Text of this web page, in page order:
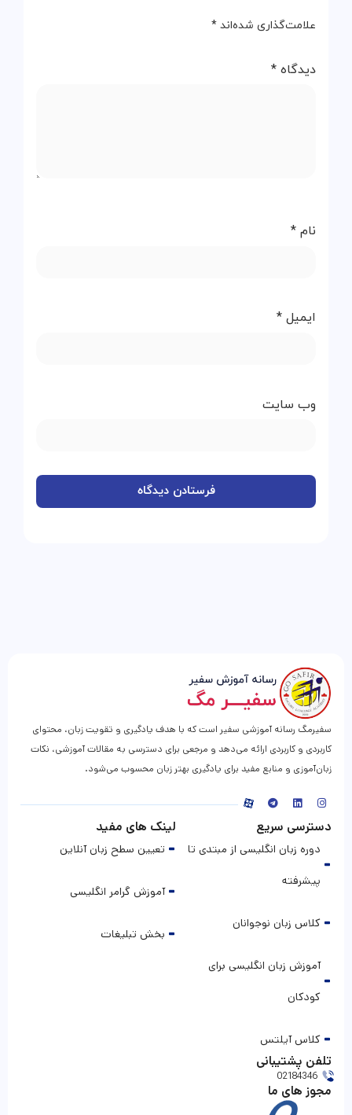
علامت‌گذاری شده‌اند *
دیدگاه *
نام *
ایمیل *
وب‌ سایت
سفیرمگ رسانه آموزشی سفیر است که با هدف یادگیری و تقویت زبان، محتوای
کاربردی و کاربردی ارائه می‌دهد و مرجعی برای دسترسی به مقالات آموزشی، نکات
زبان‌آموزی و منابع مفید برای یادگیری بهتر زبان محسوب می‌شود.
دسترسی سریع
دوره زبان انگلیسی از مبتدی تا
پیشرفته
کلاس زبان نوجوانان
آموزش زبان انگلیسی برای
کودکان
کلاس آیلتس
لینک های مفید
تعیین سطح زبان آنلاین
آموزش گرامر انگلیسی
بخش تبلیغات
تلفن پشتیبانی
02184346
مجوز های ما